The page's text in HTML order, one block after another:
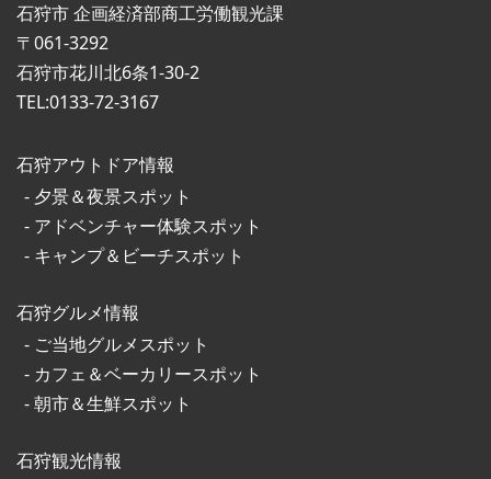
石狩市 企画経済部商工労働観光課
〒061-3292
石狩市花川北6条1-30-2
TEL:0133-72-3167
石狩アウトドア情報
夕景＆夜景スポット
アドベンチャー体験スポット
キャンプ＆ビーチスポット
石狩グルメ情報
ご当地グルメスポット
カフェ＆ベーカリースポット
朝市＆生鮮スポット
石狩観光情報